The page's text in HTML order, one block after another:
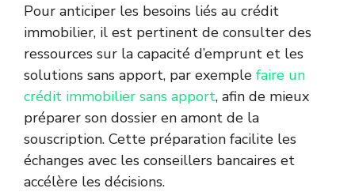
Pour anticiper les besoins liés au crédit
immobilier, il est pertinent de consulter des
ressources sur la capacité d’emprunt et les
solutions sans apport, par exemple faire un
crédit immobilier sans apport, afin de mieux
préparer son dossier en amont de la
souscription. Cette préparation facilite les
échanges avec les conseillers bancaires et
accélère les décisions.